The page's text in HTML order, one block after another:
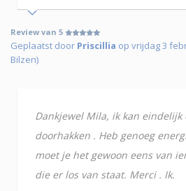
Review van 5
Geplaatst door Priscillia op vrijdag 3
Bilzen)
Dankjewel Mila, ik kan eindelijk
doorhakken . Heb genoeg
moet je het gewoon eens van
die er los van staat. Merci . Ik.